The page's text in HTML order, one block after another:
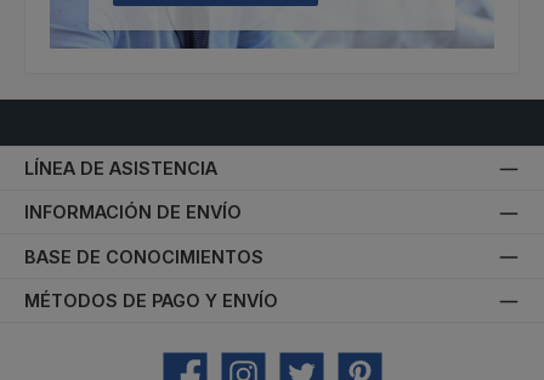
LÍNEA DE ASISTENCIA
INFORMACIÓN DE ENVÍO
BASE DE CONOCIMIENTOS
MÉTODOS DE PAGO Y ENVÍO